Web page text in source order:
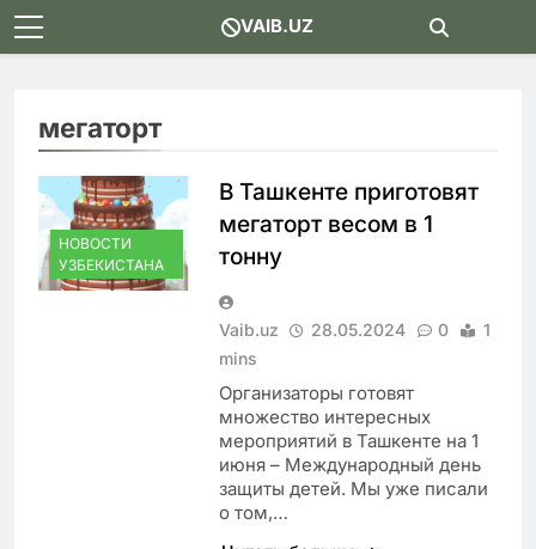
Skip
to
VAIB.UZ
мегаторт
НОВОСТИ
УЗБЕКИСТАНА
В Ташкенте приготовят
мегаторт весом в 1
тонну
Vaib.uz 28.05.2024 0
1
mins
Организаторы готовят
множество интересных
мероприятий в Ташкенте на 1
июня – Международный день
защиты детей. Мы уже писали
о том,…